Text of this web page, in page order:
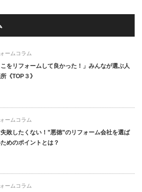
ームコラム
こをリフォームして良かった！」みんなが選ぶ人
《TOP３》
ームコラム
敗したくない！”悪徳”のリフォーム会社を選ば
めのポイントとは？
ームコラム